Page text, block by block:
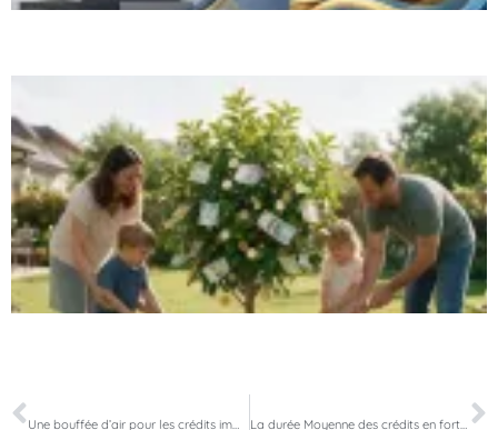
Une bouffée d’air pour les crédits immobiliers : le taux d’usure est réhaussé ! La durée Moyenne des crédits en forte augmentation